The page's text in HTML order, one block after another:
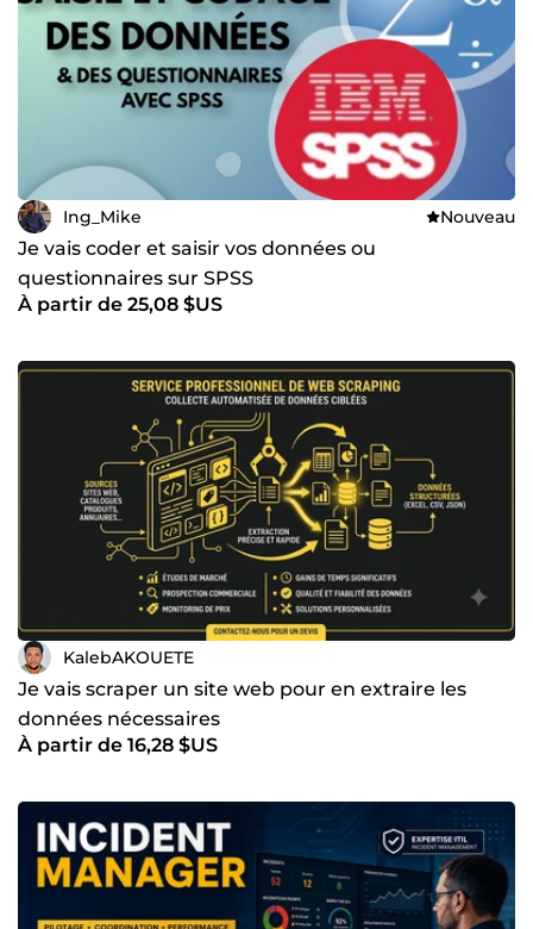
Ing_Mike Nouveau
Je vais coder et saisir vos données ou
questionnaires sur SPSS
À partir de 25,08 $US
KalebAKOUETE
Je vais scraper un site web pour en extraire les
données nécessaires
À partir de 16,28 $US